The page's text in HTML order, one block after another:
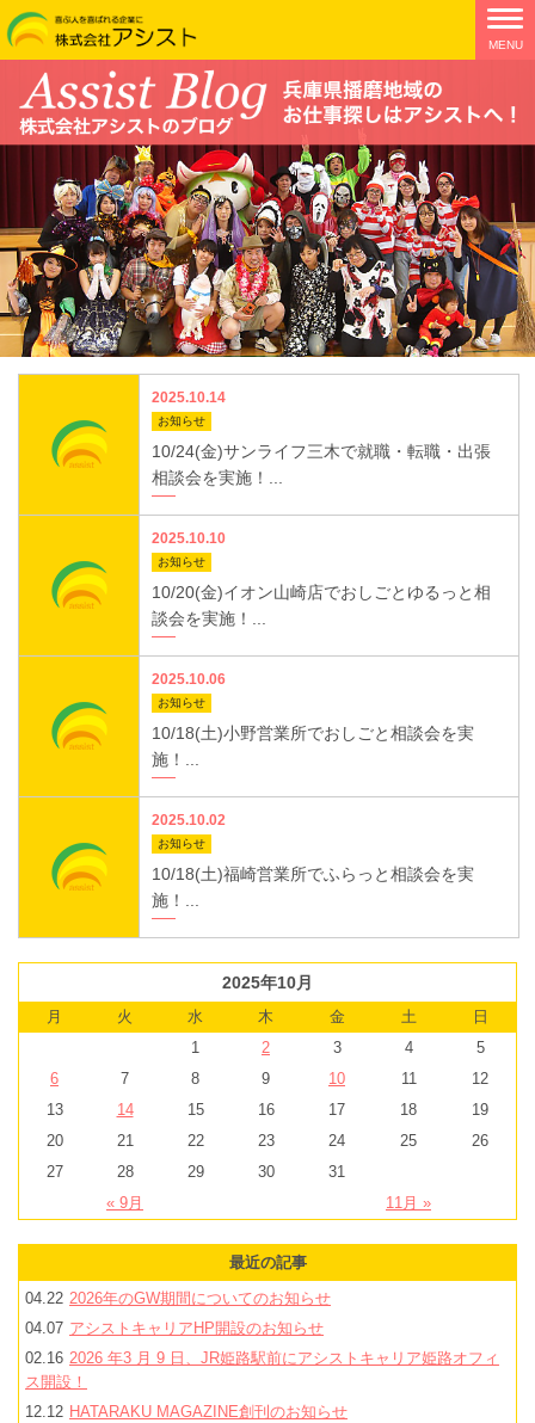
2025.10.14
お知らせ
10/24(金)サンライフ三木で就職・転職・出張
相談会を実施！...
2025.10.10
お知らせ
10/20(金)イオン山崎店でおしごとゆるっと相
談会を実施！...
2025.10.06
お知らせ
10/18(土)小野営業所でおしごと相談会を実
施！...
2025.10.02
お知らせ
10/18(土)福崎営業所でふらっと相談会を実
施！...
2025年10月
月 火 水 木 金 土 日
« 9月 11月 »
1 2 3 4
5
6
7 8 9 10 11
12
13
14 15 16 17 18
19
20
21 22 23 24 25
26
27
28 29 30 31
最近の記事
04.22 2026年のGW期間についてのお知らせ
04.07 アシストキャリアHP開設のお知らせ
02.16 2026 年3 月 9 日、JR姫路駅前にアシストキャリア姫路オフィ
ス開設！
12.12 HATARAKU MAGAZINE創刊のお知らせ